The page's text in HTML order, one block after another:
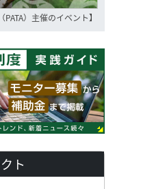
）主催のイベント】
ト